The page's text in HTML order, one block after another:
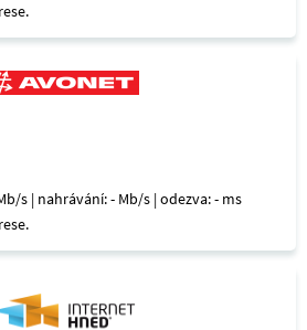
s | nahrávání: - Mb/s | odezva: - ms